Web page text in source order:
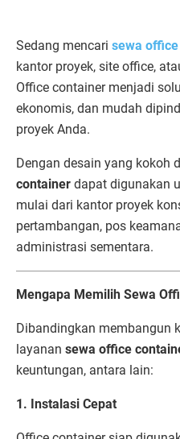
Sedang mencari sewa
kantor proyek, site office,
Office container menjadi
ekonomis, dan mudah
proyek Anda.
Dengan desain yang kokoh
container dapat digunakan
mulai dari kantor proyek
pertambangan, pos
administrasi sementara.
Mengapa Memilih Sewa
Dibandingkan membangun
layanan sewa office
keuntungan, antara lain:
1. Instalasi Cepat